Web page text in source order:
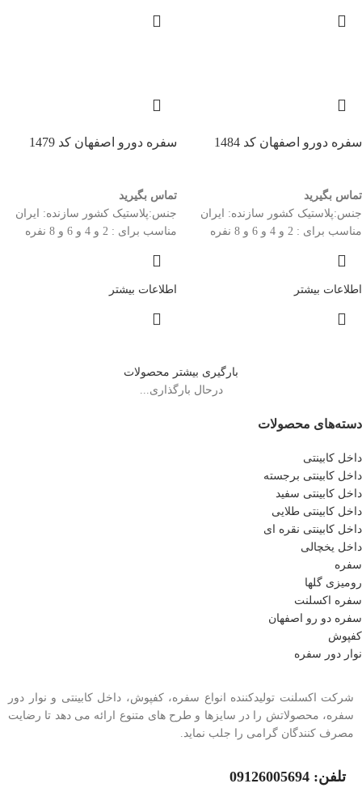
دسته‌های محصولات
داخل کابینتی
داخل کابینتی برجسته
داخل کابینتی سفید
داخل کابینتی طلایی
داخل کابینتی نقره ای
داخل یخچالی
سفره
رومیزی گلها
سفره اکسلنت
سفره دو رو اصفهان
کفپوش
نوار دور سفره
سفره دورو اصفهان کد 1484
تماس بگیرید
جنس:پلاستیک کشور سازنده: ایران
مناسب برای : 2 و 4 و 6 و 8 نفره
اطلاعات بیشتر
سفره دورو اصفهان کد 1479
تماس بگیرید
جنس:پلاستیک کشور سازنده: ایران
مناسب برای : 2 و 4 و 6 و 8 نفره
اطلاعات بیشتر
بارگیری بیشتر محصولات
درحال بارگذاری...
شرکت اکسلنت تولیدکننده انواع سفره، کفپوش، داخل کابینتی و نوار دور
سفره، محصولاتش را در سایزها و طرح های متنوع ارائه می دهد تا رضایت
مصرف کنندگان گرامی را جلب نماید.
تلفن: 09126005694